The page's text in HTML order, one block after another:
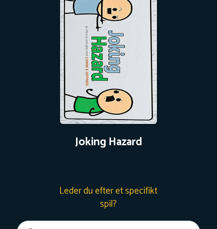
Joking Hazard
Leder du efter et specifikt
spil?